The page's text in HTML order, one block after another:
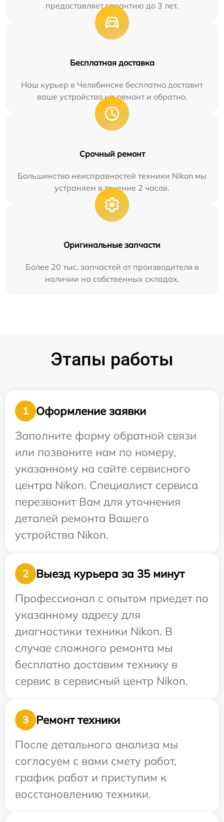
предоставляет гарантию до 3 лет.
Бесплатная доставка
Наш курьер в Челябинске бесплатно доставит
ваше устройство на ремонт и обратно.
Срочный ремонт
Большинство неисправностей техники Nikon мы
устраняем в течение 2 часов.
Оригинальные запчасти
Более 20 тыс. запчастей от производителя в
наличии на собственных складах.
Этапы работы
1
Оформление заявки
Заполните форму обратной связи
или позвоните нам по номеру,
указанному на сайте сервисного
центра Nikon. Специалист сервиса
перезвонит Вам для уточнения
деталей ремонта Вашего
устройства Nikon.
2
Выезд курьера за 35 минут
Профессионал с опытом приедет по
указанному адресу для
диагностики техники Nikon. В
случае сложного ремонта мы
бесплатно доставим технику в
сервис в сервисный центр Nikon.
3
Ремонт техники
После детального анализа мы
согласуем с вами смету работ,
график работ и приступим к
восстановлению техники.